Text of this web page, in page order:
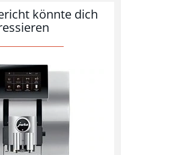
könnte dich